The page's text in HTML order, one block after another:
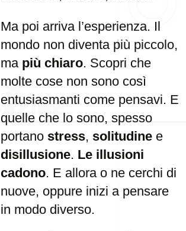
Ma poi arriva l’esperienza. Il
mondo non diventa più piccolo,
ma più chiaro. Scopri che
molte cose non sono così
entusiasmanti come pensavi. E
quelle che lo sono, spesso
portano stress, solitudine e
disillusione. Le illusioni
cadono. E allora o ne cerchi di
nuove, oppure inizi a pensare
in modo diverso.